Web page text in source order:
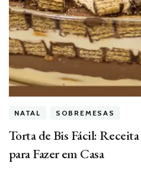
NATAL SOBREMESAS
Torta de Bis Fácil:
para Fazer em Casa